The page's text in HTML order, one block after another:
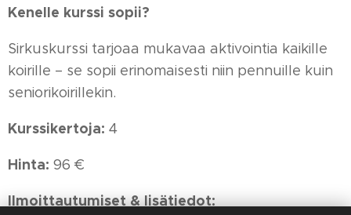
Kenelle kurssi sopii?
Sirkuskurssi tarjoaa mukavaa aktivointia kaikille
koirille – se sopii erinomaisesti niin pennuille kuin
seniorikoirillekin.
Kurssikertoja: 4
Hinta: 96 €
Ilmoittautumiset & lisätiedot: